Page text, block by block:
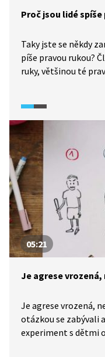
sledujeme první
Proč jsou lidé spíše
Taky jste se někdy
píše pravou rukou?
ruky, většinou té
hemisféry. Proč tedy
05:21
Je agrese
Je agrese vrozená,
otázkou se zabývali
experiment s dětmi